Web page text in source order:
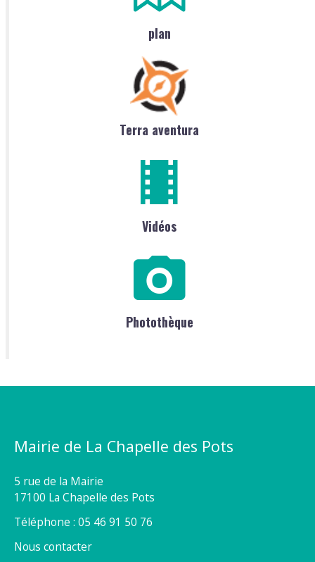
plan
Terra aventura
Vidéos
Photothèque
Mairie de La Chapelle des Pots
5 rue de la Mairie
17100 La Chapelle des Pots
Téléphone : 05 46 91 50 76
Nous contacter